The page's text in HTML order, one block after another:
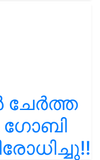
ചേർത്ത
ഗോബി